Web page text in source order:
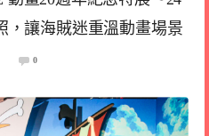
，讓海賊迷重溫動畫場景
0